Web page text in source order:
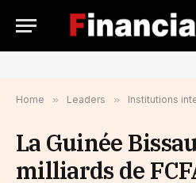
Home » Leaders » Institutions
La Guinée
milliards de